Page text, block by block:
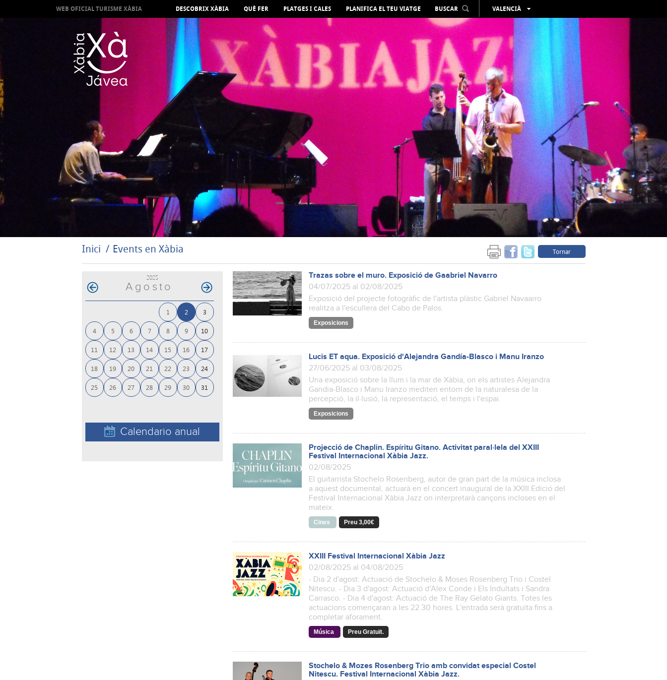
WEB OFICIAL TURISME XÀBIA DESCOBRIX XÀBIA QUÈ FER PLATGES I CALES PLANIFICA EL TEU VIATGE BUSCAR
VALENCIÀ
ESPAÑOL
ENGLISH
FRANÇAIS
DEUTSCH
РУССКИЙ
Inici Events en Xàbia Tornar
2025
Agosto
1 2 3
4 5 6 7 8 9 10
11 12 13 14 15 16 17
18 19 20 21 22 23 24
25 26 27 28 29 30 31
Calendario anual
Trazas sobre el muro. Exposició de Gaabriel Navarro
04/07/2025 al 02/08/2025
Exposició del projecte fotogràfic de l'artista plàstic Gabriel Navaarro
realitza a l'escullera del Cabo de Palos.
Exposicions
Lucis ET aqua. Exposició d'Alejandra Gandía-Blasco i Manu Iranzo
27/06/2025 al 03/08/2025
Una exposició sobre la llum i la mar de Xàbia, on els artistes Alejandra
Gandia-Blasco i Manu Iranzo mediten entorn de la naturalesa de la
percepció, la il·lusió, la representació, el temps i l'espai.
Exposicions
Projecció de Chaplin. Espíritu Gitano. Activitat paral·lela del XXIII
Festival Internacional Xàbia Jazz.
02/08/2025
El guitarrista Stochelo Rosenberg, autor de gran part de la música inclosa
a aquest documental, actuarà en el concert inaugural de la XXIII Edició del
Festival Internacional Xàbia Jazz on interpretarà cançons incloses en el
mateix.
Cines Preu 3,00€
XXIII Festival Internacional Xàbia Jazz
02/08/2025 al 04/08/2025
- Dia 2 d'agost: Actuació de Stochelo & Moses Rosenberg Trio i Costel
Nitescu. - Dia 3 d'agost: Actuació d'Alex Conde i Els Indultats i Sandra
Carrasco. - Dia 4 d'agost: Actuació de The Ray Gelato Giants. Totes les
actuacions començaran a les 22.30 hores. L'entrada serà gratuïta fins a
completar aforament.
Música Preu Gratuït.
Stochelo & Mozes Rosenberg Trio amb convidat especial Costel
Nitescu. Festival Internacional Xàbia Jazz.